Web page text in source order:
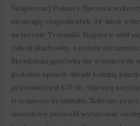
Świątecznej Pomocy. Sprawca
nieuwagę ekspedientek. 34-latek
na terenie Trzcianki. Najpierw udał
zabrał skarbonkę, a potem
Skradziona gotówka nie wystarczyła
podobny sposób ukradł kolejną
przywłaszczył 670 zł. –Sprawą
trzcianeccy kryminalni. Zebrany
dowodowy pozwolił wytypować